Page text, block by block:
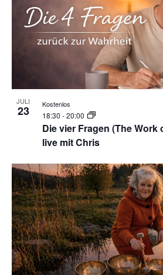
JULI
23
Die vier Fragen (The Work
live mit Chris
18:30 -20:00
Kostenlos